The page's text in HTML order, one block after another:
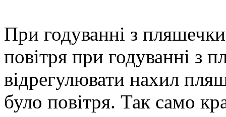
При годуванні з
повітря при годуванні з
відрегулювати нахил
було повітря. Так само